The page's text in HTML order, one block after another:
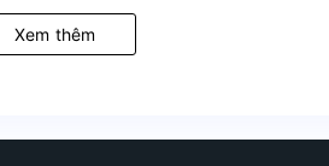
Xem thêm